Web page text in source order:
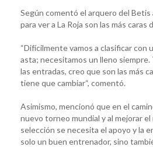
Según comentó el arquero del Betis
para ver a La Roja son las más caras
“Difícilmente vamos a clasificar con
asta; necesitamos un lleno
las entradas, creo que son las más
tiene que cambiar“, comentó.
Asimismo, mencionó que en el
nuevo torneo mundial y al mejorar
selección se necesita el apoyo y la
solo un buen entrenador, sino